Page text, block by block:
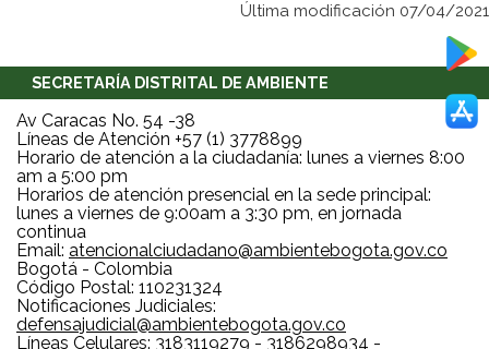
Última modificación 07/04/2021
SECRETARÍA DISTRITAL DE AMBIENTE
Av Caracas No. 54 -38
Líneas de Atención +57 (1) 3778899
Horario de atención a la ciudadanía: lunes a viernes 8:00
am a 5:00 pm
Horarios de atención presencial en la sede principal:
lunes a viernes de 9:00am a 3:30 pm, en jornada
continua
Email: atencionalciudadano@ambientebogota.gov.co
Bogotá - Colombia
Código Postal: 110231324
Notificaciones Judiciales:
defensajudicial@ambientebogota.gov.co
Líneas Celulares: 3183119279 - 3186298934 -